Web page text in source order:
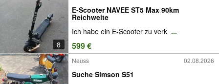
8
E-Scooter NAVEE ST5 Max 90km
Reichweite
Ich habe ein E-Scooter zu verk ...
599 €
Neuss 02.08.2026
Suche Simson S51